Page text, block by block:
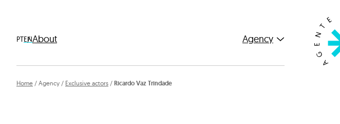
EN
PT About Agency
Home Agency Exclusive actors Ricardo Vaz Trindade